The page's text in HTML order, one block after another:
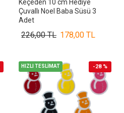
Keçeden 10 cm Hediye
Çuvallı Noel Baba Süsü 3
Adet
178,00 TL
226,00 TL
HIZLI TESLİMAT -28 %